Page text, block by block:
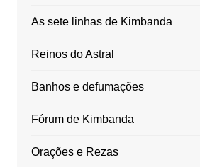
As sete linhas de Kimbanda
Reinos do Astral
Banhos e defumações
Fórum de Kimbanda
Orações e Rezas